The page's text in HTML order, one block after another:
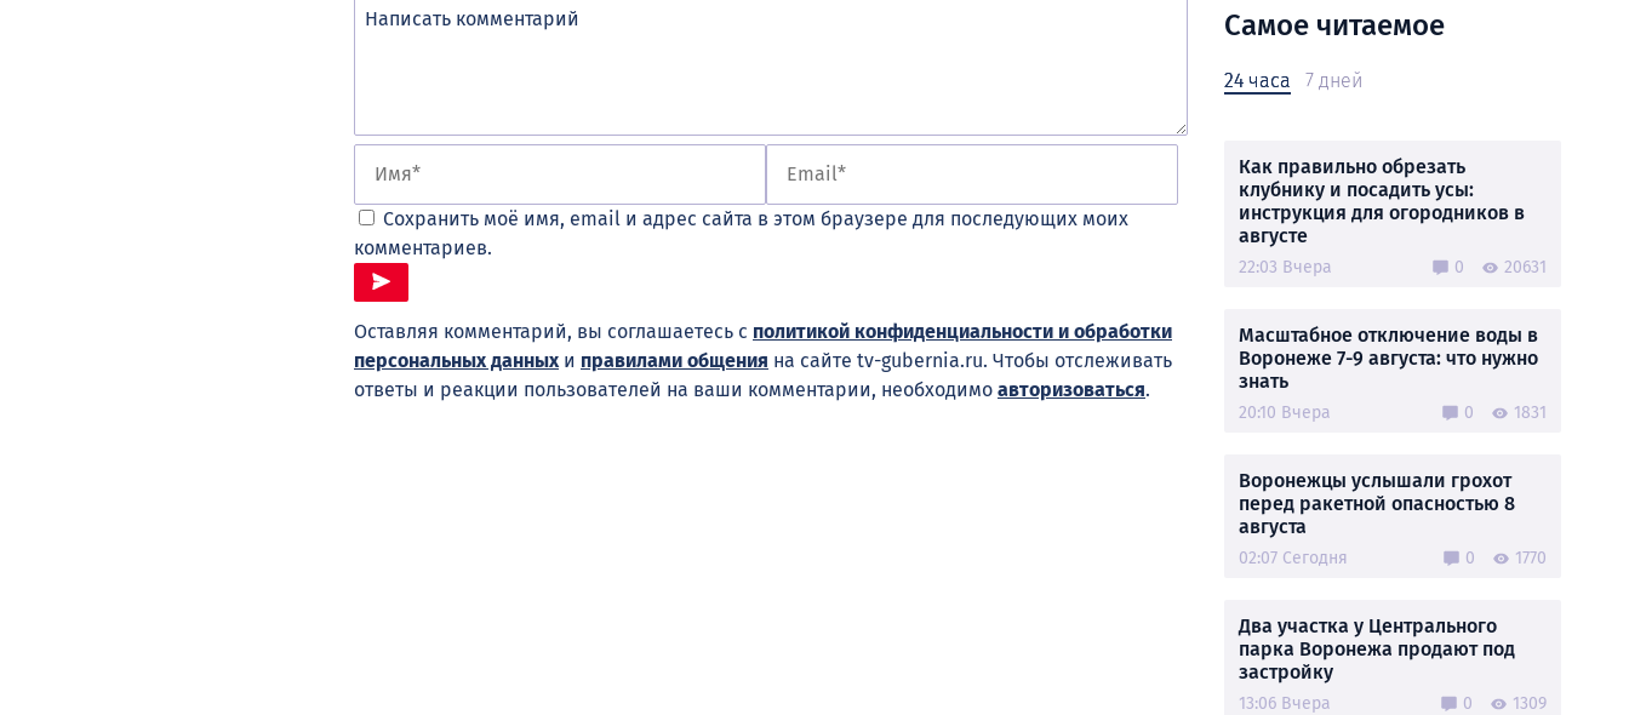
Сохранить моё имя, email и адрес сайта в этом браузере для последующих моих
комментариев.
Оставляя комментарий, вы соглашаетесь с политикой конфиденциальности и обработки
персональных данных и правилами общения на сайте tv-gubernia.ru. Чтобы отслеживать
ответы и реакции пользователей на ваши комментарии, необходимо авторизоваться.
Самое читаемое
24 часа 7 дней
Как правильно обрезать
клубнику и посадить усы:
инструкция для огородников в
августе
22:03 Вчера 0 20631
Масштабное отключение воды в
Воронеже 7-9 августа: что нужно
знать
20:10 Вчера 0 1831
Воронежцы услышали грохот
перед ракетной опасностью 8
августа
02:07 Сегодня 0 1770
Два участка у Центрального
парка Воронежа продают под
застройку
13:06 Вчера 0 1309